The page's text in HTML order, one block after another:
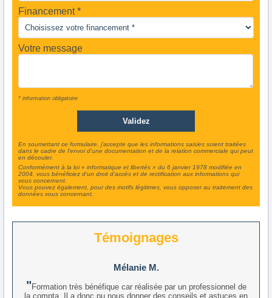
Financement *
Votre message
* information obligatoire
En soumettant ce formulaire, j'accepte que les informations saisies soient traitées
dans le cadre de l'envoi d'une documentation et de la relation commerciale qui peut
en découler.
Conformément à la loi « informatique et libertés » du 6 janvier 1978 modifiée en
2004, vous bénéficiez d'un droit d'accès et de rectification aux informations qui
vous concernent.
Vous pouvez également, pour des motifs légitimes, vous opposer au traitement des
données vous concernant.
Témoignages
Mélanie M.
Formation très bénéfique car réalisée par un professionnel de
la compta. Il a donc pu nous donner des conseils et astuces en